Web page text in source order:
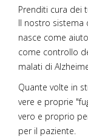
Prenditi cura dei
Il nostro sistema
nasce come
come controllo
malati di
Quante volte in
vere e proprie
vero e proprio
per il paziente.